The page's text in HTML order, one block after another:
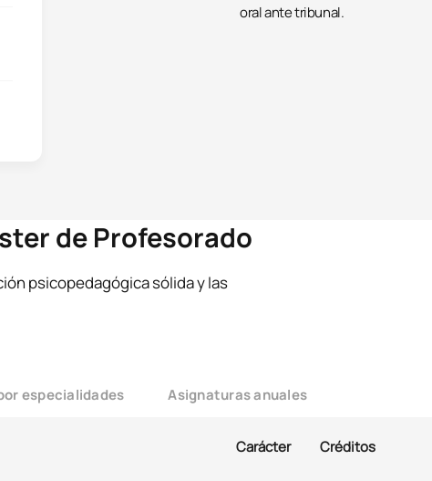
oral ante tribunal.
de Profesorado
psicopedagógica sólida y las
especialidades Asignaturas anuales
Carácter Créditos